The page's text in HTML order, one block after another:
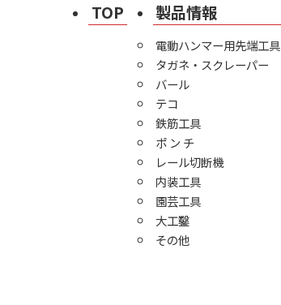
TOP 製品情報
電動ハンマー用先端工具
タガネ・スクレーパー
バール
テコ
鉄筋工具
ポ ン チ
レール切断機
内装工具
園芸工具
大工鑿
その他